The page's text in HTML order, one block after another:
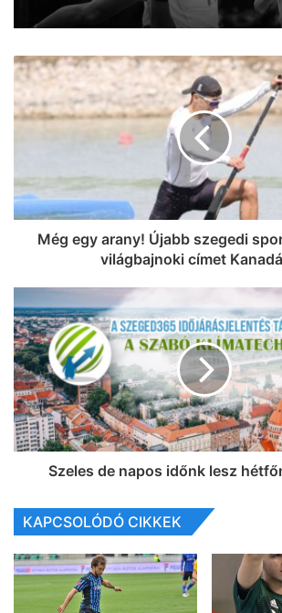
Még egy arany! Újabb szegedi
világbajnoki címet
Szeles de napos időnk lesz
KAPCSOLÓDÓ CIKKEK